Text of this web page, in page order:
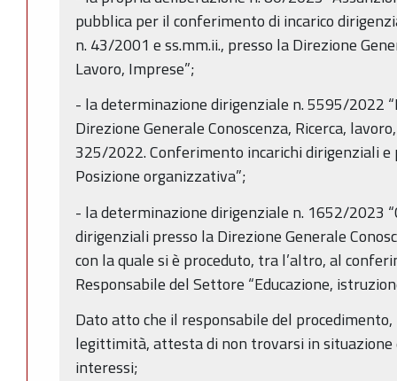
pubblica per il conferimento di incarico
n. 43/2001 e ss.mm.ii., presso la Direzione
Lavoro, Imprese”;
- la determinazione dirigenziale n. 5595/2022
Direzione Generale Conoscenza, Ricerca,
325/2022. Conferimento incarichi dirigenziali
Posizione organizzativa”;
- la determinazione dirigenziale n. 1652/2023
dirigenziali presso la Direzione Generale
con la quale si è proceduto, tra l’altro, al
Responsabile del Settore “Educazione,
Dato atto che il responsabile del
legittimità, attesta di non trovarsi in
interessi;